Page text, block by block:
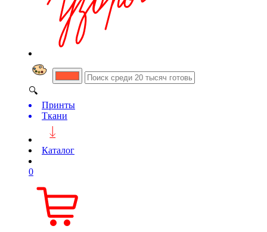
🔍
Принты
Ткани
Каталог
0